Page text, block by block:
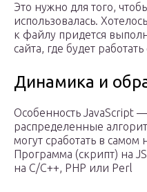
Это нужно для того,
использовалась.
к файлу придется
сайта, где будет
Динамика и
Особенность JavaScript
распределенные
могут сработать в
Программа (скрипт) на
на C/C++, PHP или Perl